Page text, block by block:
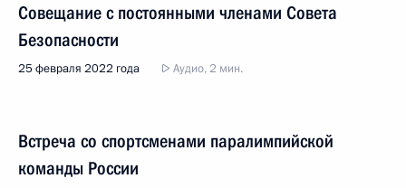
Совещание с постоянными членами Совета
Безопасности
25 февраля 2022 года Аудио, 2 мин.
Встреча со спортсменами паралимпийской
команды России